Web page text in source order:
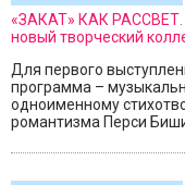
«ЗАКАТ» КАК РАССВЕТ.
новый творческий
Для первого
программа –
одноименному
романтизма Перси